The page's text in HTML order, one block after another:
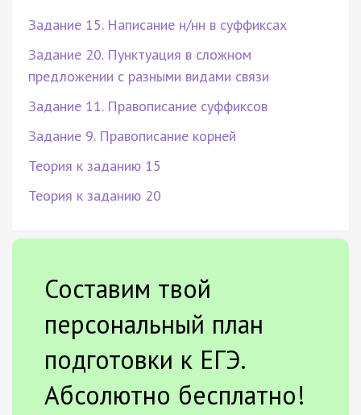
Задание 15. Написание н/нн в суффиксах
Задание 20. Пунктуация в сложном
предложении с разными видами связи
Задание 11. Правописание суффиксов
Задание 9. Правописание корней
Теория к заданию 15
Теория к заданию 20
Составим твой
персональный план
подготовки к ЕГЭ.
Абсолютно бесплатно!